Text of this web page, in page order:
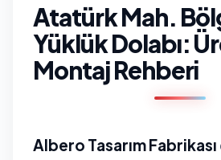
Atatürk Mah.
Yüklük Dolabı:
Montaj Rehberi
Albero Tasarım Fabrikası